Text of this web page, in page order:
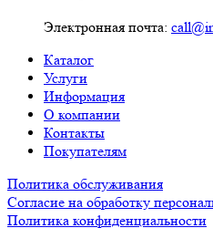
Электронная почта:
Каталог
Услуги
Информация
О компании
Контакты
Покупателям
Политика обслуживания
Согласие на обработку
Политика конфиденциальности